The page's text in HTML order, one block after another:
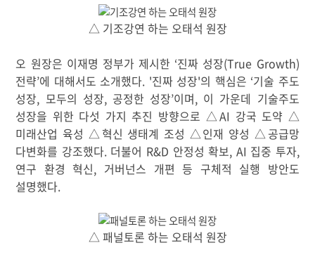
△ 기조강연 하는 오태석 원장
오 원장은 이재명 정부가 제시한 ‘진짜 성장(True Growth)
전략’에 대해서도 소개했다. '진짜 성장'의 핵심은 ‘기술 주도
성장, 모두의 성장, 공정한 성장’이며, 이 가운데 기술주도
성장을 위한 다섯 가지 추진 방향으로 △AI 강국 도약 △
미래산업 육성 △혁신 생태계 조성 △인재 양성 △공급망
다변화를 강조했다. 더불어 R&D 안정성 확보, AI 집중 투자,
연구 환경 혁신, 거버넌스 개편 등 구체적 실행 방안도
설명했다.
△ 패널토론 하는 오태석 원장